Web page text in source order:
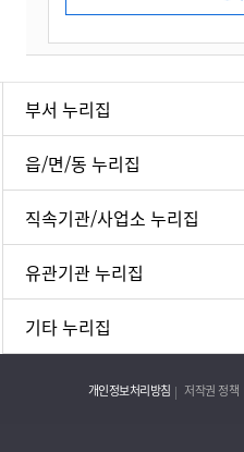
부서 누리집
읍/면/동 누리집
직속기관/사업소 누리집
유관기관 누리집
기타 누리집
개인정보처리방침 저작권 정책